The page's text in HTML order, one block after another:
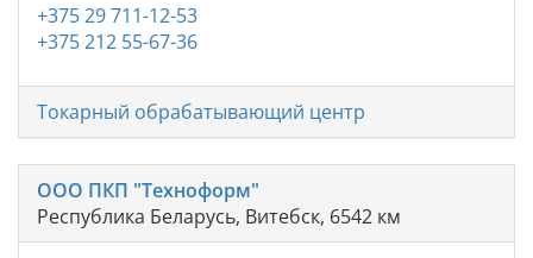
+375 29 711-12-53
+375 212 55-67-36
Токарный обрабатывающий центр
ООО ПКП "Техноформ"
Республика Беларусь, Витебск, 6542 км